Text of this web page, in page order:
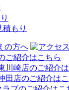
もり